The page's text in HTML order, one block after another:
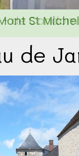
St Michel
- de
de